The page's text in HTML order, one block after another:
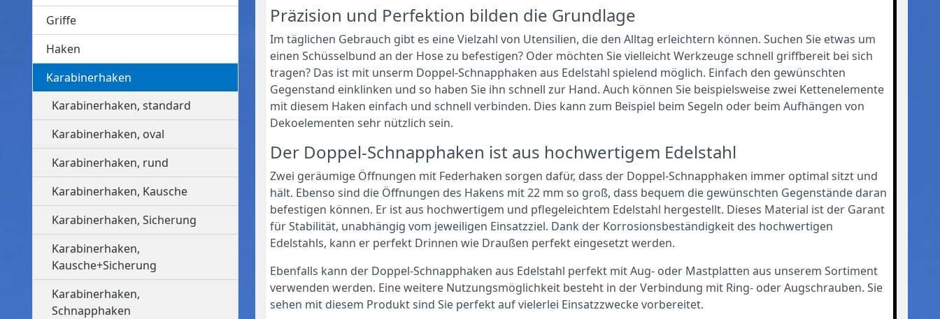
Griffe
Haken
Karabinerhaken
Karabinerhaken, standard
Karabinerhaken, oval
Karabinerhaken, rund
Karabinerhaken, Kausche
Karabinerhaken, Sicherung
Karabinerhaken,
Kausche+Sicherung
Karabinerhaken,
Schnapphaken
Präzision und Perfektion bilden die Grundlage
Im täglichen Gebrauch gibt es eine Vielzahl von Utensilien, die den Alltag erleichtern können. Suchen Sie etwas um
einen Schüsselbund an der Hose zu befestigen? Oder möchten Sie vielleicht Werkzeuge schnell griffbereit bei sich
tragen? Das ist mit unserm Doppel-Schnapphaken aus Edelstahl spielend möglich. Einfach den gewünschten
Gegenstand einklinken und so haben Sie ihn schnell zur Hand. Auch können Sie beispielsweise zwei Kettenelemente
mit diesem Haken einfach und schnell verbinden. Dies kann zum Beispiel beim Segeln oder beim Aufhängen von
Dekoelementen sehr nützlich sein.
Der Doppel-Schnapphaken ist aus hochwertigem Edelstahl
Zwei geräumige Öffnungen mit Federhaken sorgen dafür, dass der Doppel-Schnapphaken immer optimal sitzt und
hält. Ebenso sind die Öffnungen des Hakens mit 22 mm so groß, dass bequem die gewünschten Gegenstände daran
befestigen können. Er ist aus hochwertigem und pflegeleichtem Edelstahl hergestellt. Dieses Material ist der Garant
für Stabilität, unabhängig vom jeweiligen Einsatzziel. Dank der Korrosionsbeständigkeit des hochwertigen
Edelstahls, kann er perfekt Drinnen wie Draußen perfekt eingesetzt werden.
Ebenfalls kann der Doppel-Schnapphaken aus Edelstahl perfekt mit Aug- oder Mastplatten aus unserem Sortiment
verwenden werden. Eine weitere Nutzungsmöglichkeit besteht in der Verbindung mit Ring- oder Augschrauben. Sie
sehen mit diesem Produkt sind Sie perfekt auf vielerlei Einsatzzwecke vorbereitet.